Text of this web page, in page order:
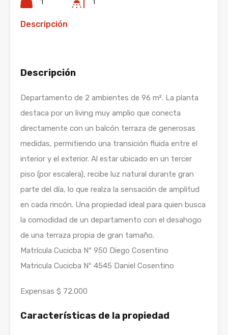
1 1
Descripción
Descripción
Departamento de 2 ambientes de 96 m². La planta
destaca por un living muy amplio que conecta
directamente con un balcón terraza de generosas
medidas, permitiendo una transición fluida entre el
interior y el exterior. Al estar ubicado en un tercer
piso (por escalera), recibe luz natural durante gran
parte del día, lo que realza la sensación de amplitud
en cada rincón. Una propiedad ideal para quien busca
la comodidad de un departamento con el desahogo
de una terraza propia de gran tamaño.
Matrícula Cucicba Nº 950 Diego Cosentino
Matricula Cucicba Nº 4545 Daniel Cosentino
Expensas $ 72.000
Características de la propiedad